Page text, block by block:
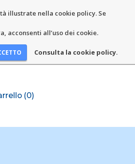
illustrate nella cookie policy. Se
acconsenti all’uso dei cookie.
Consulta la cookie policy.
(0)